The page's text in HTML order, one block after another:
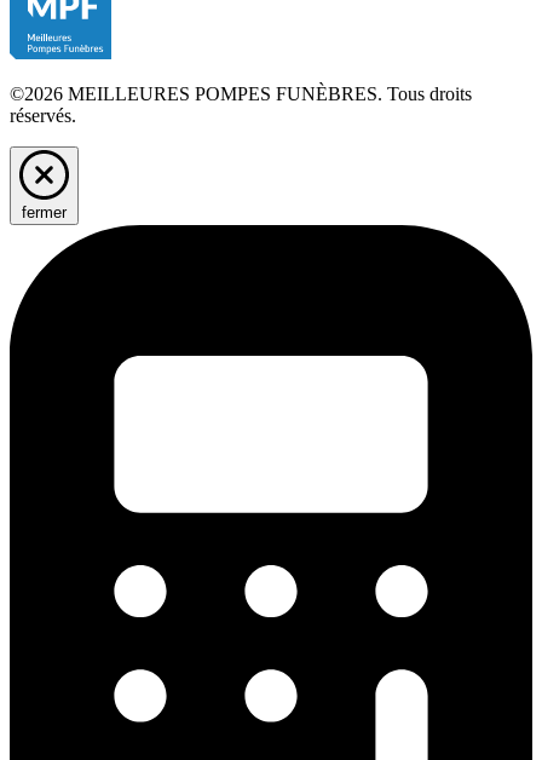
©2026 MEILLEURES POMPES FUNÈBRES. Tous droits
réservés.
fermer